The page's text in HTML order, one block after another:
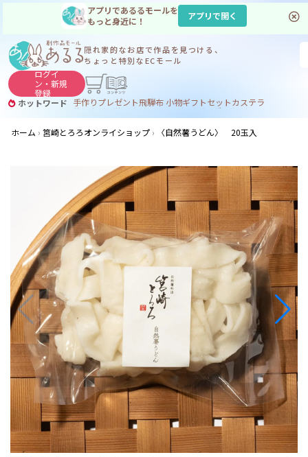
アプリであるるモールを
もっと身近に！
アプリで開く
隠れ家的なお店で作品を見つける、
ちょっと特別なECモール
ログイ
ン・新規
登録
ホットワード 手作りプレゼント飛騨布 小物ギフトセットカステラ
サヌカイト コーヒー
ジンギスカン
ホーム
筥崎とろろオンライショップ 〈自然薯うどん〉 20玉入